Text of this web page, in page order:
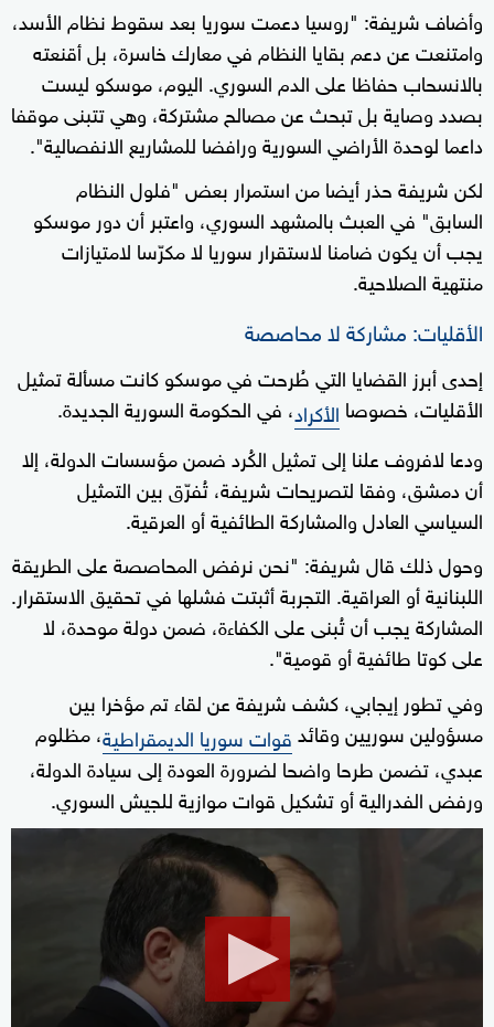
وأضاف شريفة: "روسيا دعمت سوريا بعد سقوط نظام الأسد،
وامتنعت عن دعم بقايا النظام في معارك خاسرة، بل أقنعته
بالانسحاب حفاظا على الدم السوري. اليوم، موسكو ليست
بصدد وصاية بل تبحث عن مصالح مشتركة، وهي تتبنى موقفا
داعما لوحدة الأراضي السورية ورافضا للمشاريع الانفصالية".
لكن شريفة حذر أيضا من استمرار بعض "فلول النظام
السابق" في العبث بالمشهد السوري، واعتبر أن دور موسكو
يجب أن يكون ضامنا لاستقرار سوريا لا مكرّسا لامتيازات
منتهية الصلاحية.
الأقليات: مشاركة لا محاصصة
إحدى أبرز القضايا التي طُرحت في موسكو كانت مسألة تمثيل
الأقليات، خصوصا الأكراد، في الحكومة السورية الجديدة.
ودعا لافروف علنا إلى تمثيل الكُرد ضمن مؤسسات الدولة، إلا
أن دمشق، وفقا لتصريحات شريفة، تُفرّق بين التمثيل
السياسي العادل والمشاركة الطائفية أو العرقية.
وحول ذلك قال شريفة: "نحن نرفض المحاصصة على الطريقة
اللبنانية أو العراقية. التجربة أثبتت فشلها في تحقيق الاستقرار.
المشاركة يجب أن تُبنى على الكفاءة، ضمن دولة موحدة، لا
على كوتا طائفية أو قومية".
وفي تطور إيجابي، كشف شريفة عن لقاء تم مؤخرا بين
مسؤولين سوريين وقائدقوات سوريا الديمقراطية، مظلوم
عبدي، تضمن طرحا واضحا لضرورة العودة إلى سيادة الدولة،
ورفض الفدرالية أو تشكيل قوات موازية للجيش السوري.
seconds